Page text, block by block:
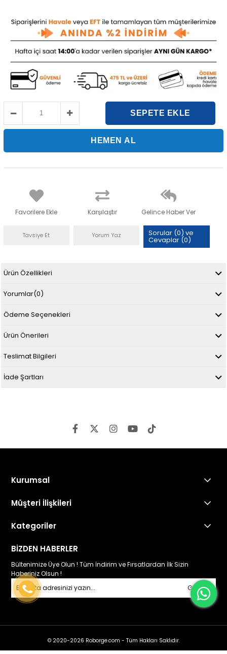
Favorilere Ekle Karşılaştır Gelince Haber Ver
Tavsiye Et Yorum Yaz Sorular (0) ve
Cevaplar (0)
Ürün Özellikleri
Yorumlar(0)
Ödeme Seçenekleri
Ürün Önerileri
Teslimat Bilgileri
İade Şartları
Kurumsal
Müşteri İlişkileri
Kategoriler
BİZDEN HABERLER
Bültenimize Üye Olun ! Tüm İndirim ve Fırsatlardan İlk Sizin
Haberiniz Olsun !
Gönder
© 2020-2026 Roborge.com - Tüm Hakları Saklıdır.